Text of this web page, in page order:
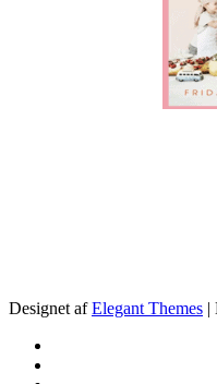
Designet afElegant Themes |